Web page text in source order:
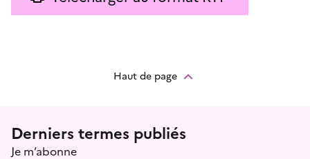
Haut de page
Menu prefooter
Derniers termes publiés
Je m’abonne